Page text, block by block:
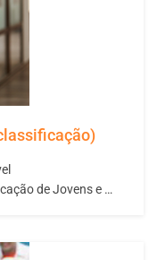
de Jovens e
é